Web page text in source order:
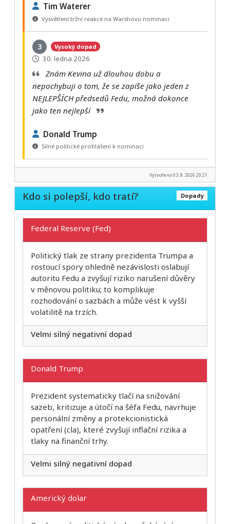
Tim Waterer
Vysvětlení tržní reakce na Warshovu nominaci
3 Vysoký dopad
30. ledna 2026
Znám Kevina už dlouhou dobu a
nepochybuji o tom, že se zapíše jako jeden z
NEJLEPŠÍCH předsedů Fedu, možná dokonce
jako ten nejlepší
Donald Trump
Silné politické prohlášení k nominaci
Vytvořeno 03. 8. 2026 20:21
Dopady
Kdo si polepší, kdo tratí?
Federal Reserve (Fed)
Politický tlak ze strany prezidenta Trumpa a
rostoucí spory ohledně nezávislosti oslabují
autoritu Fedu a zvyšují riziko narušení důvěry
v měnovou politiku; to komplikuje
rozhodování o sazbách a může vést k vyšší
volatilitě na trzích.
Velmi silný negativní dopad
Donald Trump
Prezident systematicky tlačí na snižování
sazeb, kritizuje a útočí na šéfa Fedu, navrhuje
personální změny a protekcionistická
opatření (cla), které zvyšují inflační rizika a
tlaky na finanční trhy.
Velmi silný negativní dopad
Americký dolar